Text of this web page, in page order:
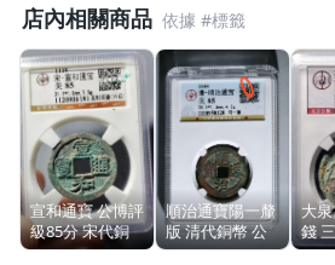
男性精品與服飾
女裝與服飾配件
手錶與飾品配件
女包精品與女鞋
運動、戶外與休閒
店內相關商品
宣和通寶 公博評
級85分 宋代銅
錢 美製闊緣六級
順治通寶陽一釐
版 清代銅幣 公
博85 開放盒 七
大
錢
分